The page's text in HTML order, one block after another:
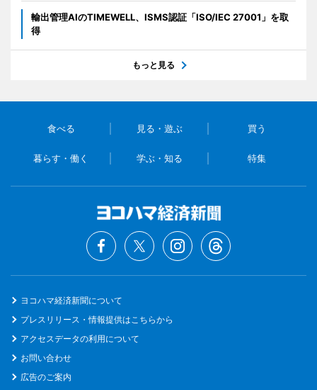
輸出管理AIのTIMEWELL、ISMS認証「ISO/IEC 27001」を取
得
もっと見る
食べる 見る・遊ぶ 買う
暮らす・働く 学ぶ・知る 特集
ヨコハマ経済新聞について
プレスリリース・情報提供はこちらから
アクセスデータの利用について
お問い合わせ
広告のご案内